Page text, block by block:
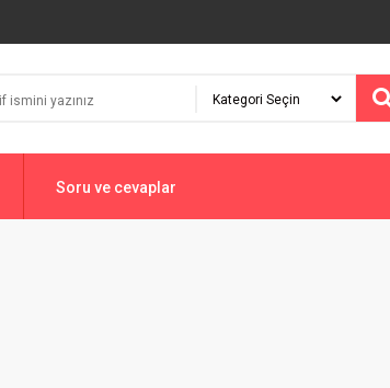
Soru ve cevaplar